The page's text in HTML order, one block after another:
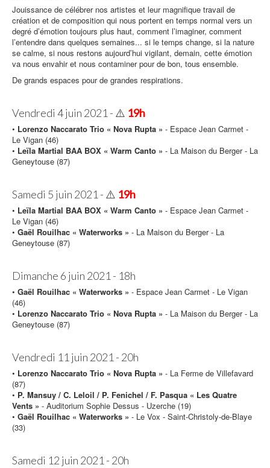
Jouissance de célébrer nos artistes et leur magnifique travail de
création et de composition qui nous portent en temps normal vers un
degré d’émotion toujours plus haut, comment l’imaginer, comment
l’entendre dans quelques semaines... si le temps change, si la nature
se calme, si nous restons aujourd’hui vigilant, demain, cette émotion
va nous envahir et nous contaminer pour de bon, tous ensemble.
De grands espaces pour de grandes respirations.
Vendredi 4 juin 2021 - ⚠️ 19h
• Lorenzo Naccarato Trio « Nova Rupta » - Espace Jean Carmet -
Le Vigan (46)
• Leïla Martial BAA BOX « Warm Canto » - La Maison du Berger - La
Geneytouse (87)
Samedi 5 juin 2021 - ⚠️ 19h
• Leïla Martial BAA BOX « Warm Canto » - Espace Jean Carmet -
Le Vigan (46)
• Gaël Rouilhac « Waterworks » - La Maison du Berger - La
Geneytouse (87)
Dimanche 6 juin 2021 - 18h
• Gaël Rouilhac « Waterworks » - Espace Jean Carmet - Le Vigan
(46)
• Lorenzo Naccarato Trio « Nova Rupta » - La Maison du Berger - La
Geneytouse (87)
Vendredi 11 juin 2021 - 20h
• Lorenzo Naccarato Trio « Nova Rupta » - La Ferme de Villefavard
(87)
• P. Mansuy / C. Leloil / P. Fenichel / F. Pasqua « Les Quatre
Vents » - Auditorium Sophie Dessus - Uzerche (19)
• Gaël Rouilhac « Waterworks » - Le Vox - Saint-Christoly-de-Blaye
(33)
Samedi 12 juin 2021 - 20h